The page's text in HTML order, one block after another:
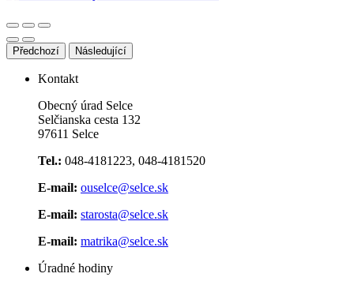
Předchozí Následující
Kontakt
Obecný úrad Selce
Selčianska cesta 132
97611 Selce
Tel.: 048-4181223, 048-4181520
E-mail: ouselce@selce.sk
E-mail: starosta@selce.sk
E-mail: matrika@selce.sk
Úradné hodiny